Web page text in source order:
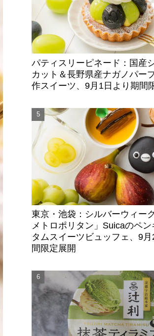
パティスリーピネード：国産
カット＆長野県産ナガノパー
作スイーツ、9月1日より期間
東京・池袋：シルバーウィー
メトロポリタン」Suicaのペ
タムスイーツビュッフェ、9月
間限定展開